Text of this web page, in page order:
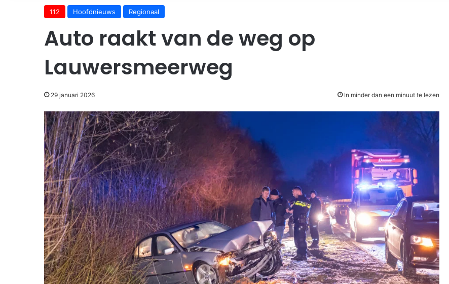
112 Hoofdnieuws Regionaal
Auto raakt van de weg op
Lauwersmeerweg
29 januari 2026 In minder dan een minuut te lezen